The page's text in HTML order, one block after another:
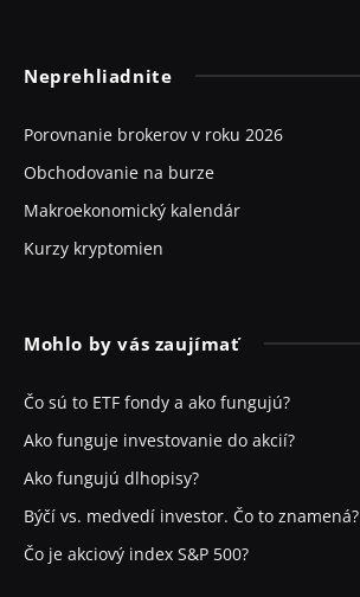
Neprehliadnite
Porovnanie brokerov v roku 2026
Obchodovanie na burze
Makroekonomický kalendár
Kurzy kryptomien
Mohlo by vás zaujímať
Čo sú to ETF fondy a ako fungujú?
Ako funguje investovanie do akcií?
Ako fungujú dlhopisy?
Býčí vs. medvedí investor. Čo to znamená?
Čo je akciový index S&P 500?